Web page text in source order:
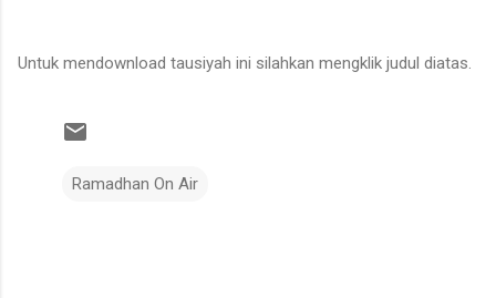
Untuk mendownload tausiyah ini silahkan mengklik judul diatas.
Ramadhan On Air